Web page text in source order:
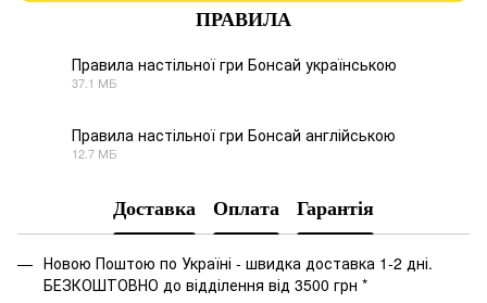
ПРАВИЛА
Правила настільної гри Бонсай українською
37.1 МБ
Правила настільної гри Бонсай англійською
12.7 МБ
Доставка Оплата Гарантія
Новою Поштою по Україні - швидка доставка 1-2 дні.
БЕЗКОШТОВНО до відділення від 3500 грн *